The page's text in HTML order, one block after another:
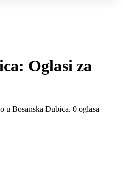
Oglasi za
u Bosanska Dubica. 0 oglasa